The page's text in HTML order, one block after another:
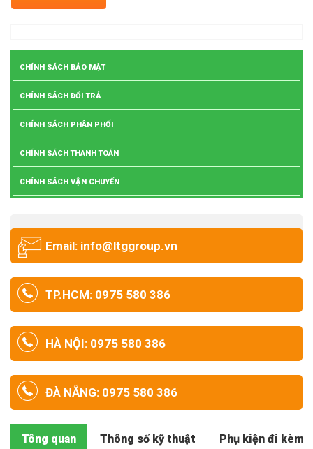
CHÍNH SÁCH BẢO MẬT
CHÍNH SÁCH ĐỔI TRẢ
CHÍNH SÁCH PHÂN PHỐI
CHÍNH SÁCH THANH TOÁN
CHÍNH SÁCH VẬN CHUYỂN
Email: info@ltggroup.vn
TP.HCM: 0975 580 386
HÀ NỘI: 0975 580 386
ĐÀ NẴNG: 0975 580 386
Tông quan Thông số kỹ thuật Phụ kiện đi kèm